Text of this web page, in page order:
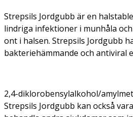
Strepsils Jordgubb är en
lindriga infektioner i munhåla
ont i halsen. Strepsils Jordgubb
bakteriehämmande och antiviral
2,4-diklorobensylalkohol/
Strepsils Jordgubb kan också